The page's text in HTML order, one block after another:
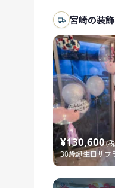
宮崎の装
¥130,600(
30歳誕生日サプ